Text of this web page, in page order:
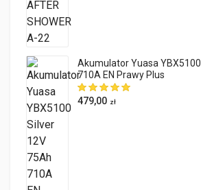
Akumulator Yuasa
710A EN Prawy Plus
479,00 zł